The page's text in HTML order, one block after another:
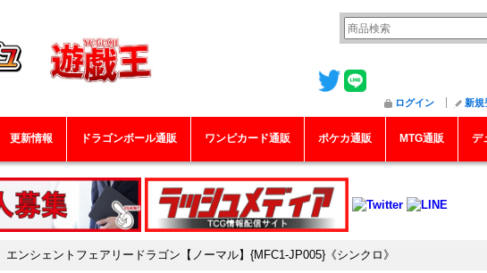
ログイン 新規
更新情報 ドラゴンボール通販 ワンピカード通販 ポケカ通販 MTG通販 デ
エンシェントフェアリードラゴン【ノーマル】{MFC1-JP005}《シンクロ》